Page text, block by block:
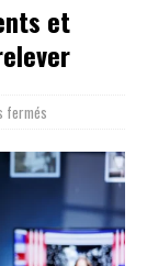
et
fermés